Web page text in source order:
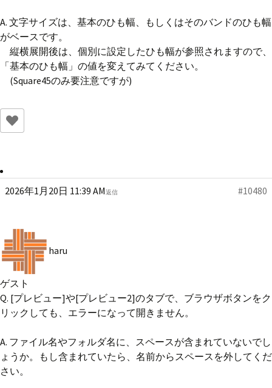
A. 文字サイズは、基本のひも幅、もしくはそのバンドのひも幅
がベースです。
縦横展開後は、個別に設定したひも幅が参照されますので、
「基本のひも幅」の値を変えてみてください。
(Square45のみ要注意ですが)
2026年1月20日 11:39 AM #10480
返信
haru
ゲスト
Q. [プレビュー]や[プレビュー2]のタブで、ブラウザボタンをク
リックしても、エラーになって開きません。
A. ファイル名やフォルダ名に、スペースが含まれていないでし
ょうか。もし含まれていたら、名前からスペースを外してくだ
さい。